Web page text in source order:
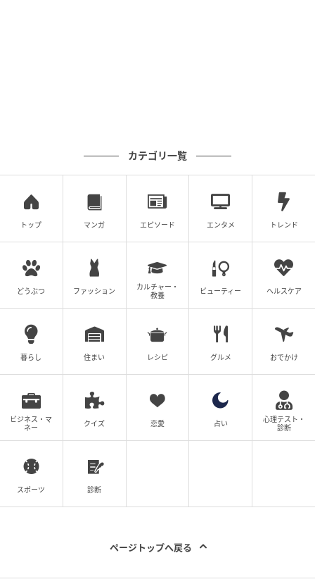
カテゴリ一覧
トップ マンガ エピソード エンタメ トレンド
どうぶつ ファッション
カルチャー・
教養
ビューティー ヘルスケア
暮らし 住まい レシピ グルメ おでかけ
ビジネス・マ
ネー
クイズ 恋愛 占い
心理テスト・
診断
スポーツ 診断
ページトップへ戻る